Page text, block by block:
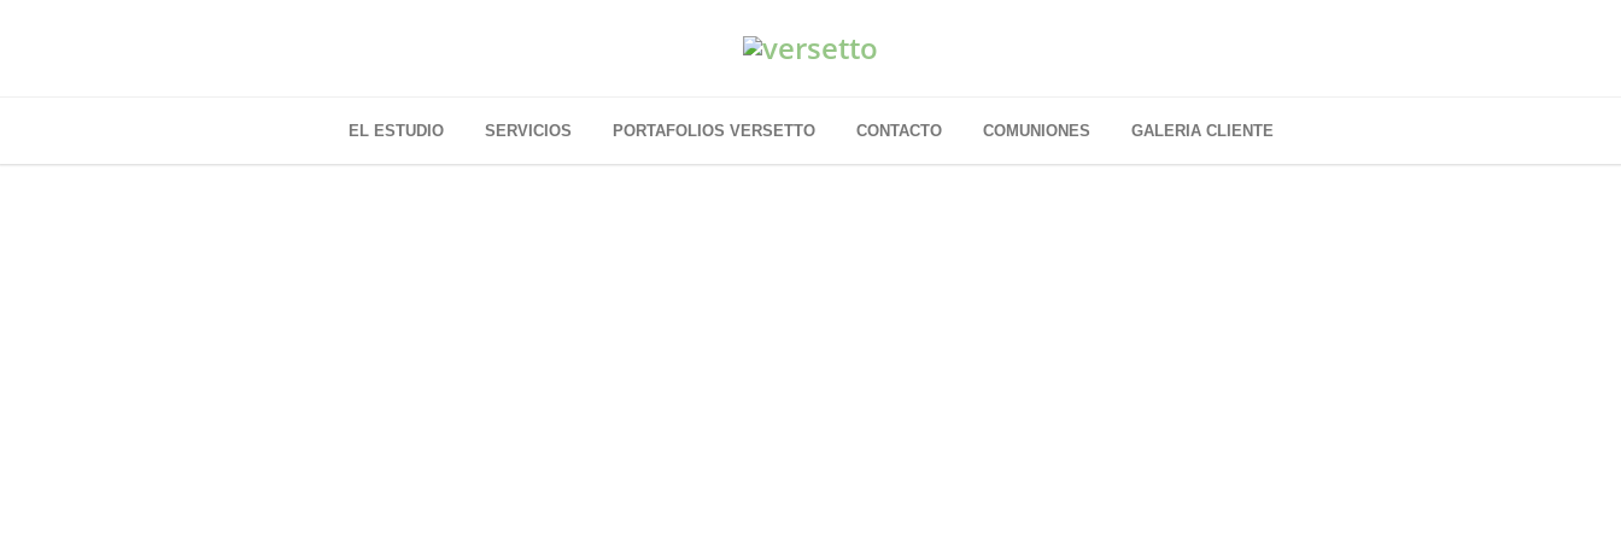
EL ESTUDIO SERVICIOS PORTAFOLIOS VERSETTO CONTACTO COMUNIONES GALERIA CLIENTE